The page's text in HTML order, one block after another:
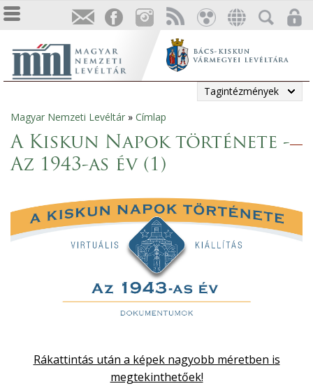
Tagintézmények
Jelenlegi
hely
Magyar Nemzeti Levéltár » Címlap
A Kiskun Napok története -
Az 1943-as év (1)
Rákattintás után a képek nagyobb méretben is
megtekinthetőek!